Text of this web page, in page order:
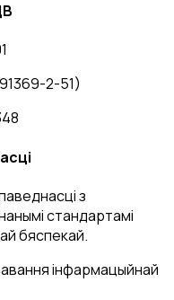
2-51)
з
стандартамі
бяспекай.
інфармацыйнай